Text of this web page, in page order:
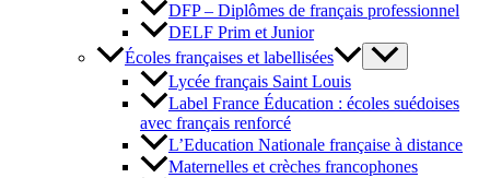
DFP – Diplômes de français professionnel
DELF Prim et Junior
Écoles françaises et labellisées
Lycée français Saint Louis
Label France Éducation : écoles suédoises
avec français renforcé
L’Education Nationale française à distance
Maternelles et crèches francophones